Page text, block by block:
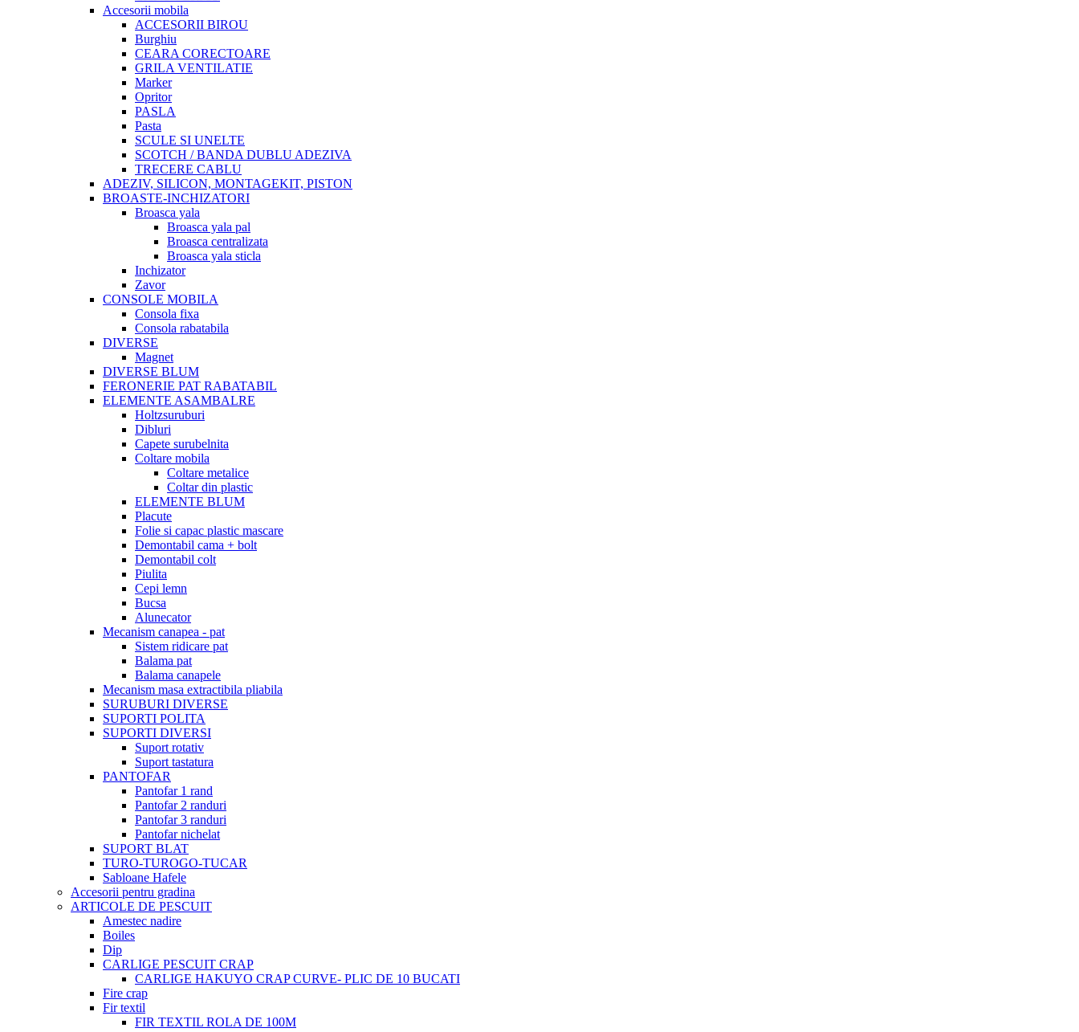
Accesorii mobila
ACCESORII BIROU
Burghiu
CEARA CORECTOARE
GRILA VENTILATIE
Marker
Opritor
PASLA
Pasta
SCULE SI UNELTE
SCOTCH / BANDA DUBLU ADEZIVA
TRECERE CABLU
ADEZIV, SILICON, MONTAGEKIT, PISTON
BROASTE-INCHIZATORI
Broasca yala
Broasca yala pal
Broasca centralizata
Broasca yala sticla
Inchizator
Zavor
CONSOLE MOBILA
Consola fixa
Consola rabatabila
DIVERSE
Magnet
DIVERSE BLUM
FERONERIE PAT RABATABIL
ELEMENTE ASAMBALRE
Holtzsuruburi
Dibluri
Capete surubelnita
Coltare mobila
Coltare metalice
Coltar din plastic
ELEMENTE BLUM
Placute
Folie si capac plastic mascare
Demontabil cama + bolt
Demontabil colt
Piulita
Cepi lemn
Bucsa
Alunecator
Mecanism canapea - pat
Sistem ridicare pat
Balama pat
Balama canapele
Mecanism masa extractibila pliabila
SURUBURI DIVERSE
SUPORTI POLITA
SUPORTI DIVERSI
Suport rotativ
Suport tastatura
PANTOFAR
Pantofar 1 rand
Pantofar 2 randuri
Pantofar 3 randuri
Pantofar nichelat
SUPORT BLAT
TURO-TUROGO-TUCAR
Sabloane Hafele
Accesorii pentru gradina
ARTICOLE DE PESCUIT
Amestec nadire
Boiles
Dip
CARLIGE PESCUIT CRAP
CARLIGE HAKUYO CRAP CURVE- PLIC DE 10 BUCATI
Fire crap
Fir textil
FIR TEXTIL ROLA DE 100M